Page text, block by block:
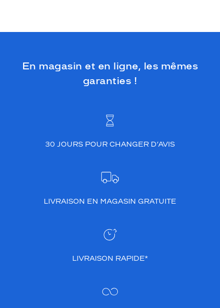
En magasin et en ligne, les mêmes
garanties !
30 JOURS POUR CHANGER D’AVIS
LIVRAISON EN MAGASIN GRATUITE
LIVRAISON RAPIDE*